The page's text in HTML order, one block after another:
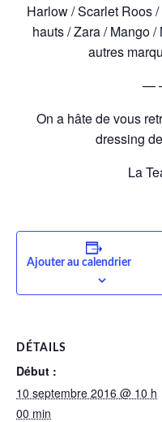
Harlow / Scarlet Roos
hauts / Zara / Mango
autres
—
On a hâte de vous
dressing
La
Ajouter au calendrier
DÉTAILS
Début :
10 septembre 2016 @ 10 h
00 min